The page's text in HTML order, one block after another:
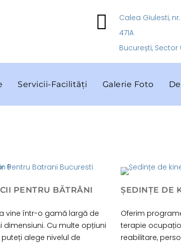
Calea Giulesti, nr.
471A
București, Sector
Servicii-Facilități Galerie Foto
PENTRU BĂTRÂNI
vine într-o gamă largă de
dimensiuni. Cu multe opțiuni
puteți alege nivelul de
ȘEDINȚE DE
Oferim
terapie
reabilitare,